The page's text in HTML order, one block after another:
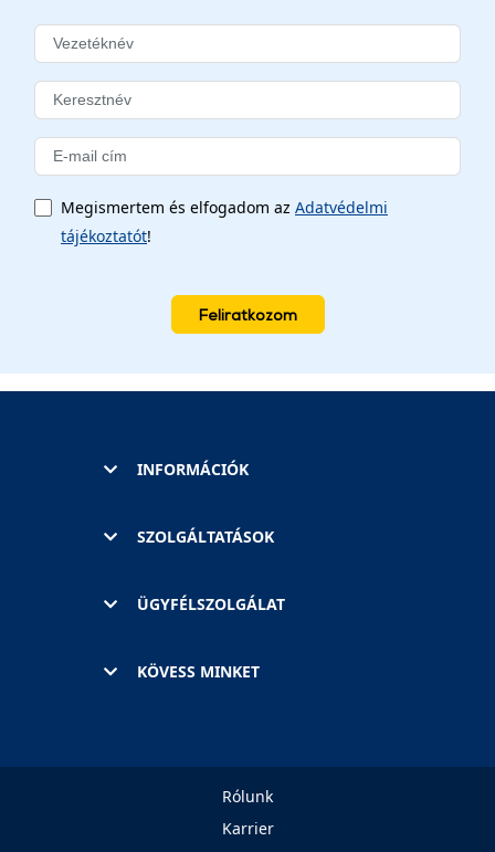
Megismertem és elfogadom az Adatvédelmi
tájékoztatót!
Feliratkozom
INFORMÁCIÓK
SZOLGÁLTATÁSOK
ÜGYFÉLSZOLGÁLAT
KÖVESS MINKET
Rólunk
Karrier